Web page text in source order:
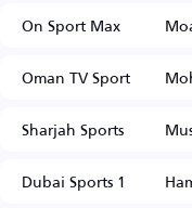
On Sport Max
Oman TV Sport
Sharjah Sports
Dubai Sports 1